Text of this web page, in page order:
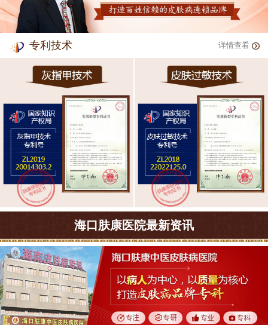
专利技术 详情查看
海口肤康医院最新资讯